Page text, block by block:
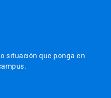
situación que ponga en